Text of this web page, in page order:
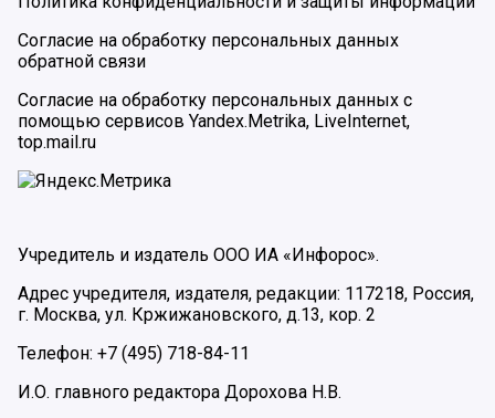
Согласие на обработку персональных данных
обратной связи
Согласие на обработку персональных данных с
помощью сервисов Yandex.Metrika, LiveInternet,
top.mail.ru
Учредитель и издатель ООО ИА «Инфорос».
Адрес учредителя, издателя, редакции: 117218, Россия,
г. Москва, ул. Кржижановского, д.13, кор. 2
Телефон: +7 (495) 718-84-11
И.О. главного редактора Дорохова Н.В.